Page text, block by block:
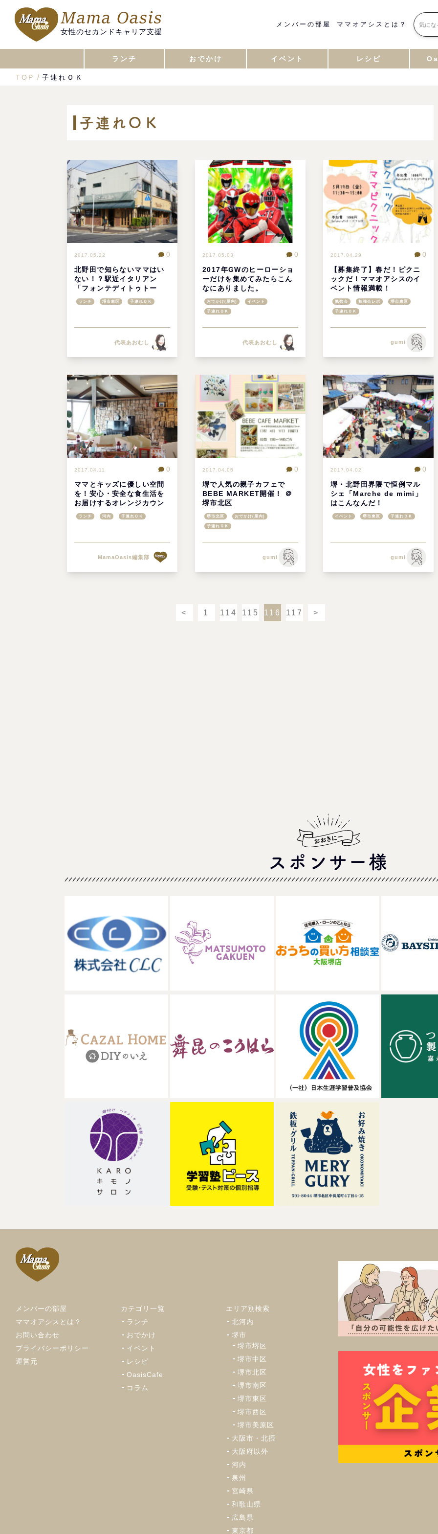
女性のセカンドキャリア支援
メンバーの部屋 ママオアシスとは？
ランチ おでかけ イベント レシピ
TOP 子連れＯＫ
子連れＯＫ
2017.05.22
北野田で知らないママはい
ない！？駅近イタリアン
「フォンテディトゥトー
レ」
0
ランチ 堺市東区 子連れＯＫ
代表あおむし
2017.05.03
2017年GWのヒーローショ
ーだけを集めてみたらこん
なにありました。
0
おでかけ(屋内) イベント
子連れＯＫ
代表あおむし
2017.04.29
【募集終了】春だ！ピクニ
ックだ！ママオアシスのイ
ベント情報満載！
0
勉強会 勉強会レポ 堺市東区
子連れＯＫ
gumi
2017.04.11
ママとキッズに優しい空間
を！安心・安全な食生活を
お届けするオレンジカウン
ティカフェ＠富田林
0
ランチ 河内 子連れＯＫ
MamaOasis編集部
2017.04.06
堺で人気の親子カフェで
BEBE MARKET開催！ ＠
堺市北区
0
堺市北区 おでかけ(屋内)
子連れＯＫ
gumi
2017.04.02
堺・北野田界隈で恒例マル
シェ「Marche de mimi」
はこんなんだ！
0
イベント 堺市東区 子連れＯＫ
gumi
< 1 114 115 116 117 >
スポンサー様
メンバーの部屋
ママオアシスとは？
お問い合わせ
プライバシーポリシー
運営元
カテゴリ一覧
ランチ
おでかけ
イベント
レシピ
OasisCafe
コラム
エリア別検索
北河内
堺市
堺市堺区
堺市中区
堺市北区
堺市南区
堺市東区
堺市西区
堺市美原区
大阪市・北摂
大阪府以外
河内
泉州
宮崎県
和歌山県
広島県
東京都